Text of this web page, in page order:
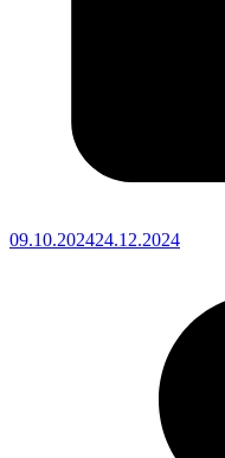
09.10.202424.12.2024